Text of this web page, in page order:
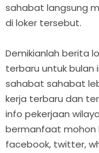
sahabat langsung
di loker tersebut.
Demikianlah berita
terbaru untuk bulan
sahabat sahabat
kerja terbaru dan
info pekerjaan
bermanfaat mohon
facebook, twitter,